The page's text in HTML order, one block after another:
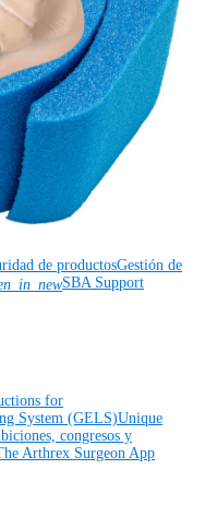
de cursosArthroLab™ -
médica OrthoPedia
de productosGestión de
SBA Support
for
System (GELS)Unique
congresos y
Arthrex Surgeon App